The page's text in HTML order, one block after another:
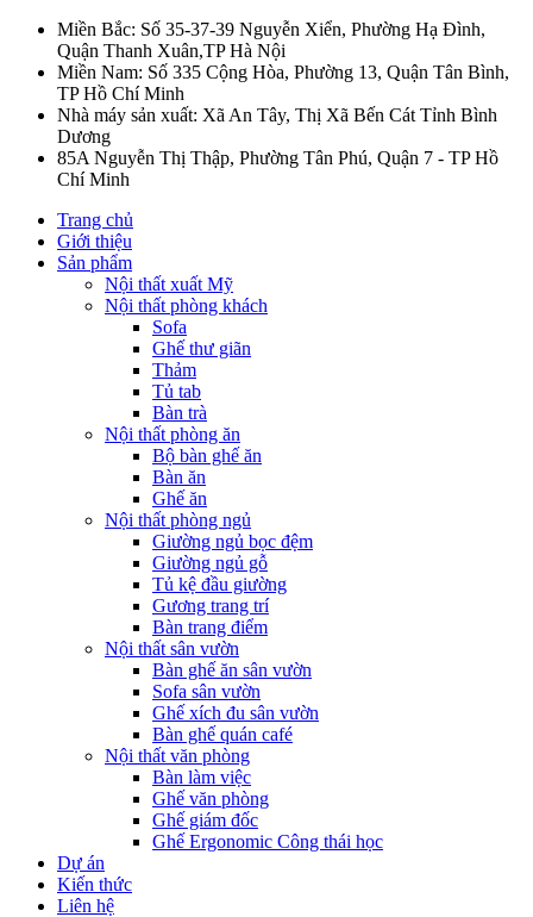
Miền Bắc: Số 35-37-39 Nguyễn Xiển, Phường Hạ Đình,
Quận Thanh Xuân,TP Hà Nội
Miền Nam: Số 335 Cộng Hòa, Phường 13, Quận Tân Bình,
TP Hồ Chí Minh
Nhà máy sản xuất: Xã An Tây, Thị Xã Bến Cát Tỉnh Bình
Dương
85A Nguyễn Thị Thập, Phường Tân Phú, Quận 7 - TP Hồ
Chí Minh
Trang chủ
Giới thiệu
Sản phẩm
Nội thất xuất Mỹ
Nội thất phòng khách
Sofa
Ghế thư giãn
Thảm
Tủ tab
Bàn trà
Nội thất phòng ăn
Bộ bàn ghế ăn
Bàn ăn
Ghế ăn
Nội thất phòng ngủ
Giường ngủ bọc đệm
Giường ngủ gỗ
Tủ kệ đầu giường
Gương trang trí
Bàn trang điểm
Nội thất sân vườn
Bàn ghế ăn sân vườn
Sofa sân vườn
Ghế xích đu sân vườn
Bàn ghế quán café
Nội thất văn phòng
Bàn làm việc
Ghế văn phòng
Ghế giám đốc
Ghế Ergonomic Công thái học
Dự án
Kiến thức
Liên hệ